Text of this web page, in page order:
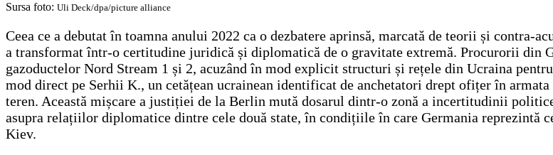
Sursa foto: Uli Deck/dpa/picture alliance
Ceea ce a debutat în toamna anului 2022 ca o dezbatere aprinsă, marcată de teorii și contra-
a transformat într-o certitudine juridică și diplomatică de o gravitate extremă. Procurorii din
gazoductelor Nord Stream 1 și 2, acuzând în mod explicit structuri și rețele din Ucraina
mod direct pe Serhii K., un cetățean ucrainean identificat de anchetatori drept ofițer în
teren. Această mișcare a justiției de la Berlin mută dosarul dintr-o zonă a incertitudinii
asupra relațiilor diplomatice dintre cele două state, în condițiile în care Germania
Kiev.